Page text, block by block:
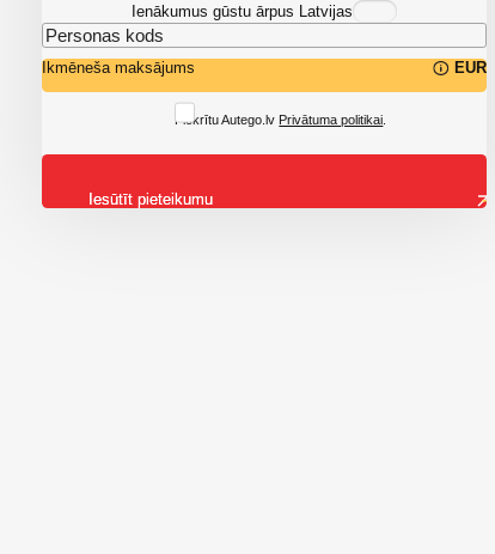
Ienākumus gūstu ārpus Latvijas
Ikmēneša maksājums EUR
Piekrītu Autego.lv Privātuma politikai